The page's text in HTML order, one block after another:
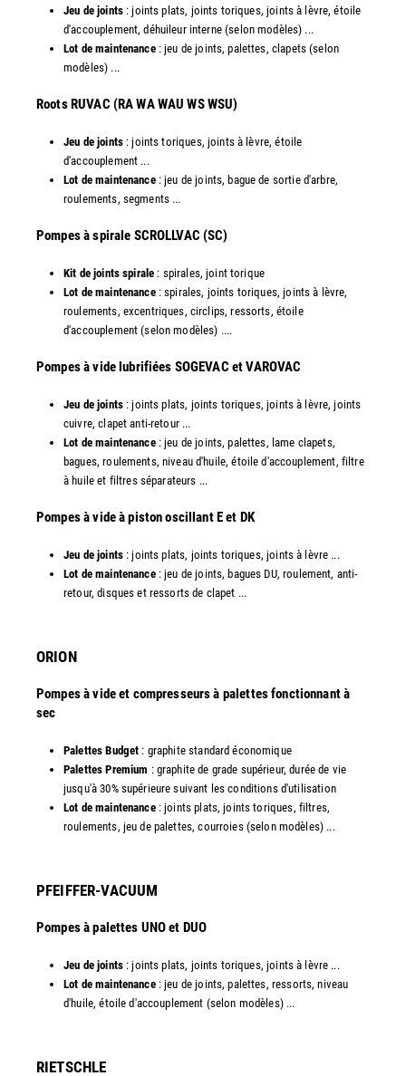
Jeu de joints: joints plats, joints toriques, joints à lèvre, étoile
d'accouplement, déhuileur interne (selon modèles) ...
Lot de maintenance: jeu de joints, palettes, clapets (selon
modèles) ...
​Roots RUVAC (RA WA WAU WS WSU)
Jeu de joints: joints toriques, joints à lèvre, étoile
d'accouplement ...
Lot de maintenance : jeu de joints, bague de sortie d'arbre,
roulements, segments ...
​Pompes à spirale SCROLLVAC (SC)
Kit de joints spirale : spirales, joint torique
Lot de maintenance: spirales, joints toriques, joints à lèvre,
roulements, excentriques, circlips, ressorts, étoile
d'accouplement (selon modèles) ....
​Pompes à vide lubrifiées SOGEVAC et VAROVAC
Jeu de joints: joints plats, joints toriques, joints à lèvre, joints
cuivre, clapet anti-retour ...
Lot de maintenance: jeu de joints, palettes, lame clapets,
bagues, roulements, niveau d'huile, étoile d'accouplement, filtre
à huile et filtres séparateurs ...
​Pompes à vide à piston oscillant E et DK
Jeu de joints: joints plats, joints toriques, joints à lèvre ...
Lot de maintenance: jeu de joints, bagues DU, roulement, anti-
retour, disques et ressorts de clapet ...​
ORION
Pompes à vide et compresseurs à palettes fonctionnant à
sec
Palettes Budget : graphite standard économique
Palettes Premium : graphite de grade supérieur, durée de vie
jusqu'à 30% supérieure suivant les conditions d'utilisation
Lot de maintenance: joints plats, joints toriques, filtres,
roulements, jeu de palettes, courroies (selon modèles) ...​
PFEIFFER-VACUUM
Pompes à palettes UNO et DUO
Jeu de joints: joints plats, joints toriques, joints à lèvre ...
Lot de maintenance: jeu de joints, palettes, ressorts, niveau
d'huile, étoile d'accouplement (selon modèles) ...​​
RIETSCHLE